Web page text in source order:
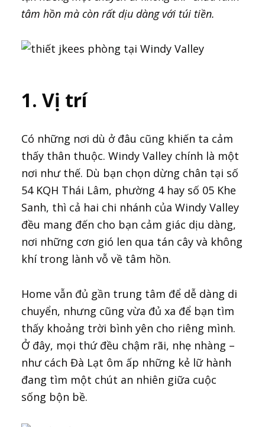
tâm hồn mà còn rất dịu dàng với túi tiền.
1. Vị trí
Có những nơi dù ở đâu cũng khiến ta cảm
thấy thân thuộc. Windy Valley chính là một
nơi như thế. Dù bạn chọn dừng chân tại số
54 KQH Thái Lâm, phường 4 hay số 05 Khe
Sanh, thì cả hai chi nhánh của Windy Valley
đều mang đến cho bạn cảm giác dịu dàng,
nơi những cơn gió len qua tán cây và không
khí trong lành vỗ về tâm hồn.
Home vẫn đủ gần trung tâm để dễ dàng di
chuyển, nhưng cũng vừa đủ xa để bạn tìm
thấy khoảng trời bình yên cho riêng mình.
Ở đây, mọi thứ đều chậm rãi, nhẹ nhàng –
như cách Đà Lạt ôm ấp những kẻ lữ hành
đang tìm một chút an nhiên giữa cuộc
sống bộn bề.